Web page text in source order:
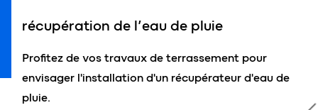
récupération de l’eau de pluie
Profitez de vos travaux de terrassement pour
envisager l'installation d'un récupérateur d'eau de
pluie.